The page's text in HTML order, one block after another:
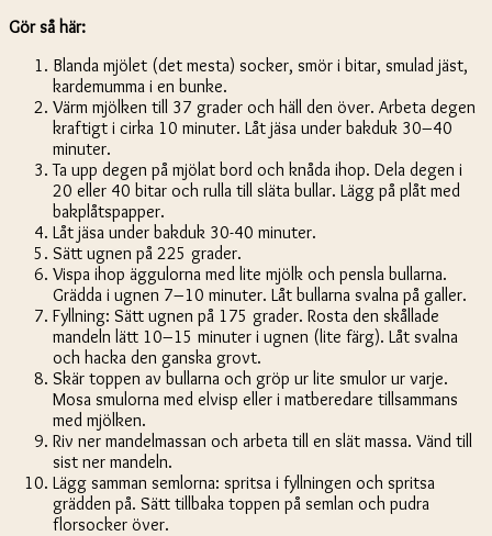
Gör så här:
Blanda mjölet (det mesta) socker, smör i bitar, smulad jäst,
kardemumma i en bunke.
Värm mjölken till 37 grader och häll den över. Arbeta degen
kraftigt i cirka 10 minuter. Låt jäsa under bakduk 30–40
minuter.
Ta upp degen på mjölat bord och knåda ihop. Dela degen i
20 eller 40 bitar och rulla till släta bullar. Lägg på plåt med
bakplåtspapper.
Låt jäsa under bakduk 30-40 minuter.
Sätt ugnen på 225 grader.
Vispa ihop äggulorna med lite mjölk och pensla bullarna.
Grädda i ugnen 7–10 minuter. Låt bullarna svalna på galler.
Fyllning: Sätt ugnen på 175 grader. Rosta den skållade
mandeln lätt 10–15 minuter i ugnen (lite färg). Låt svalna
och hacka den ganska grovt.
Skär toppen av bullarna och gröp ur lite smulor ur varje.
Mosa smulorna med elvisp eller i matberedare tillsammans
med mjölken.
Riv ner mandelmassan och arbeta till en slät massa. Vänd till
sist ner mandeln.
Lägg samman semlorna: spritsa i fyllningen och spritsa
grädden på. Sätt tillbaka toppen på semlan och pudra
florsocker över.